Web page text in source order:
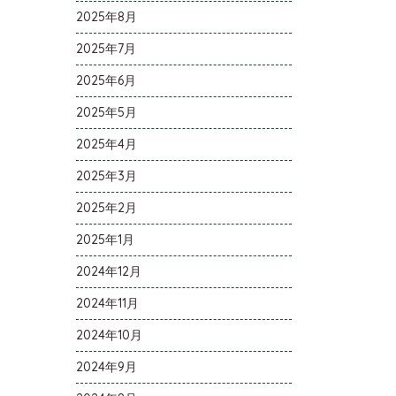
2025年8月
2025年7月
2025年6月
2025年5月
2025年4月
2025年3月
2025年2月
2025年1月
2024年12月
2024年11月
2024年10月
2024年9月